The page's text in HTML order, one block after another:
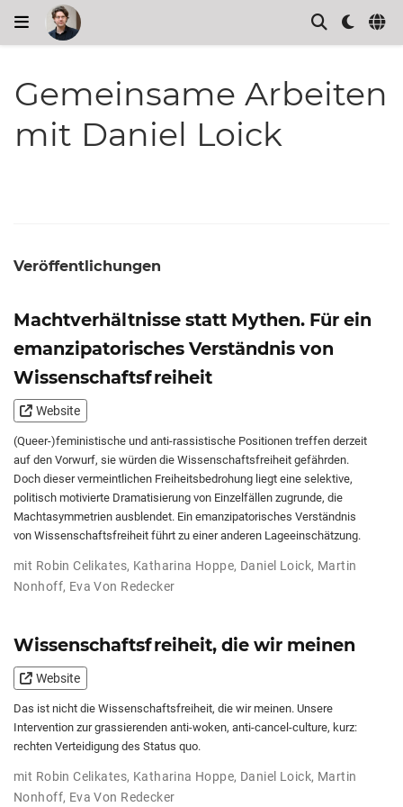
Gemeinsame Arbeiten
mit Daniel Loick
Veröffentlichungen
Machtverhältnisse statt Mythen. Für ein
emanzipatorisches Verständnis von
Wissenschaftsfreiheit
Website
(Queer-)feministische und anti-rassistische Positionen treffen derzeit
auf den Vorwurf, sie würden die Wissenschaftsfreiheit gefährden.
Doch dieser vermeintlichen Freiheitsbedrohung liegt eine selektive,
politisch motivierte Dramatisierung von Einzelfällen zugrunde, die
Machtasymmetrien ausblendet. Ein emanzipatorisches Verständnis
von Wissenschaftsfreiheit führt zu einer anderen Lageeinschätzung.
mit Robin Celikates, Katharina Hoppe, Daniel Loick, Martin
Nonhoff, Eva Von Redecker
Wissenschaftsfreiheit, die wir meinen
Website
Das ist nicht die Wissenschaftsfreiheit, die wir meinen. Unsere
Intervention zur grassierenden anti-woken, anti-cancel-culture, kurz:
rechten Verteidigung des Status quo.
mit Robin Celikates, Katharina Hoppe, Daniel Loick, Martin
Nonhoff, Eva Von Redecker